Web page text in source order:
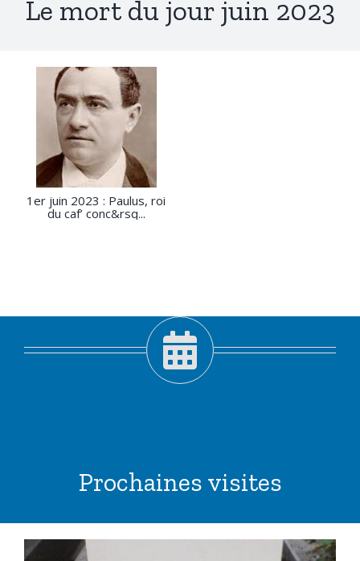
Le mort du jour juin 2023
1er juin 2023 : Paulus, roi
du caf’ conc&rsq...
Prochaines visites